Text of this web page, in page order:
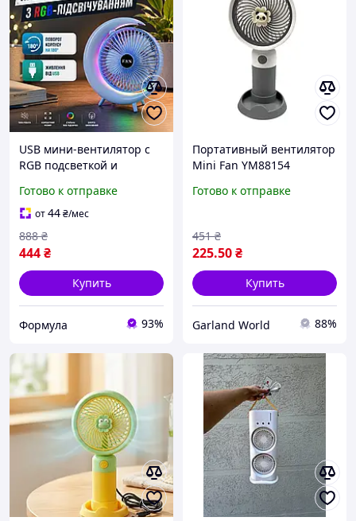
USB мини-вентилятор с
RGB подсветкой и
Вентилятор настольный
из ABS-пластика до 10 м²
Готово к отправке
от44₴/мес
444₴
888 ₴
Купить
Формула 93%
Портативный вентилятор
Mini Fan YM88154
подставкой 8.5 см,
вентилятор ручной
серый
Готово к отправке
225.50₴
451 ₴
Купить
Garland World 88%